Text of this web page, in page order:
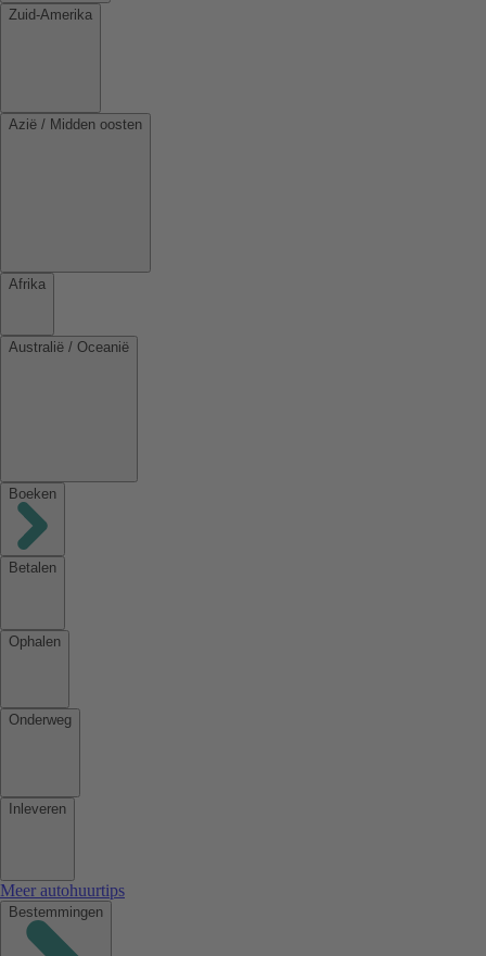
Zuid-Amerika
Azië / Midden oosten
Afrika
Australië / Oceanië
Boeken
Betalen
Ophalen
Onderweg
Inleveren
Meer autohuurtips
Bestemmingen